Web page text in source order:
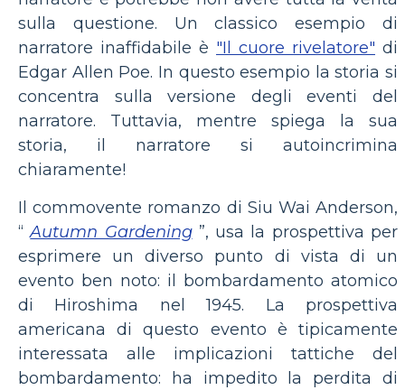
sulla questione. Un classico esempio di
narratore inaffidabile è "Il cuore rivelatore" di
Edgar Allen Poe. In questo esempio la storia si
concentra sulla versione degli eventi del
narratore. Tuttavia, mentre spiega la sua
storia, il narratore si autoincrimina
chiaramente!
Il commovente romanzo di Siu Wai Anderson,
“Autumn Gardening”, usa la prospettiva per
esprimere un diverso punto di vista di un
evento ben noto: il bombardamento atomico
di Hiroshima nel 1945. La prospettiva
americana di questo evento è tipicamente
interessata alle implicazioni tattiche del
bombardamento: ha impedito la perdita di